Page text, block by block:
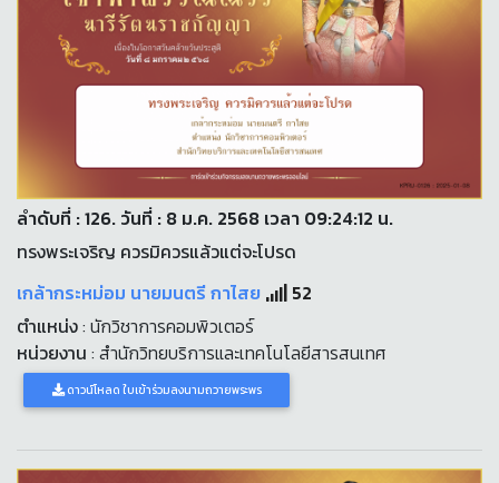
ลำดับที่ : 126. วันที่ : 8 ม.ค. 2568 เวลา 09:24:12 น.
ทรงพระเจริญ ควรมิควรแล้วแต่จะโปรด
เกล้ากระหม่อม นายมนตรี กาไสย
52
ตำแหน่ง: นักวิชาการคอมพิวเตอร์
หน่วยงาน : สำนักวิทยบริการและเทคโนโลยีสารสนเทศ
ดาวน์โหลด ใบเข้าร่วมลงนามถวายพระพร